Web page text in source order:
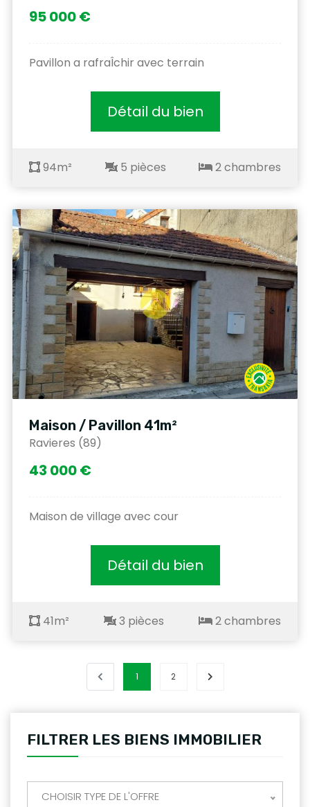
95 000 €
Pavillon a rafraÎchir avec terrain
Détail du bien
94m² 5 pièces 2 chambres
Maison / Pavillon 41m²
Ravieres (89)
43 000 €
Maison de village avec cour
Détail du bien
41m² 3 pièces 2 chambres
1 2
FILTRER LES BIENS IMMOBILIER
CHOISIR TYPE DE L'OFFRE